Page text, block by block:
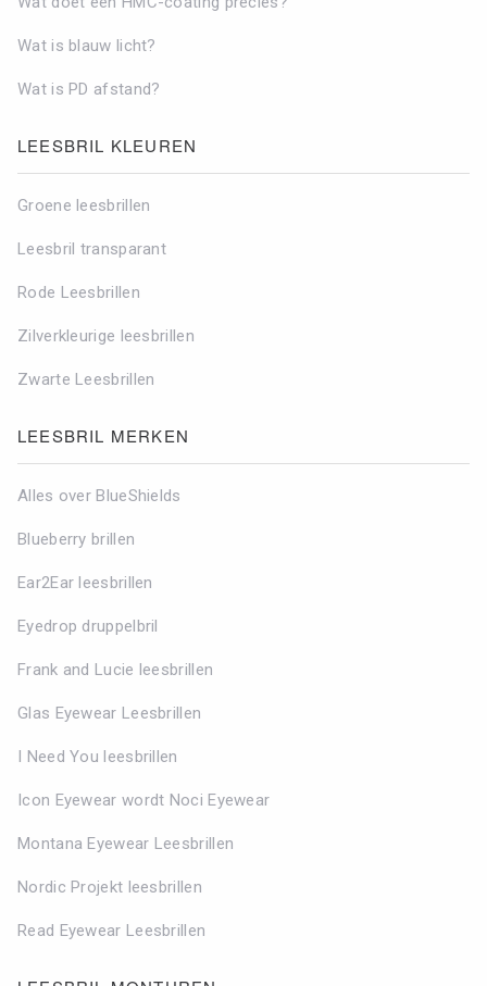
Wat is blauw licht?
Wat is PD afstand?
LEESBRIL KLEUREN
Groene leesbrillen
Leesbril transparant
Rode Leesbrillen
Zilverkleurige leesbrillen
Zwarte Leesbrillen
LEESBRIL MERKEN
Alles over BlueShields
Blueberry brillen
Ear2Ear leesbrillen
Eyedrop druppelbril
Frank and Lucie leesbrillen
Glas Eyewear Leesbrillen
I Need You leesbrillen
Icon Eyewear wordt Noci Eyewear
Montana Eyewear Leesbrillen
Nordic Projekt leesbrillen
Read Eyewear Leesbrillen